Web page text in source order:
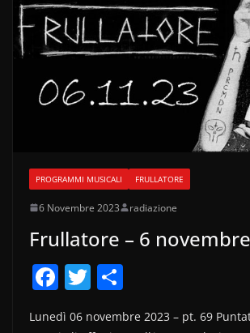
PROGRAMMI MUSICALI FRULLATORE
6 Novembre 2023 radiazione
Frullatore – 6
F
a
T
o
Lunedì 06 novembre 2023 – pt. 69